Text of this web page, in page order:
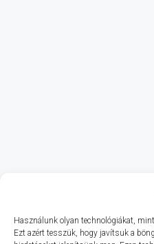
Használunk olyan technológiákat,
Ezt azért tesszük, hogy javítsuk a